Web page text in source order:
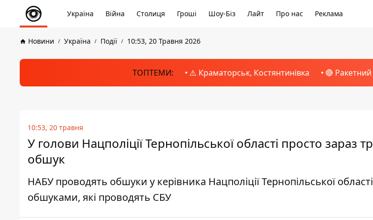
Україна Війна Столиця Гроші Шоу-Біз Лайт Про нас Реклама
Новини Україна Події 10:53, 20 Травня 2026
ТОПТЕМИ: ⚠️ Краматорськ, Костянтинівка 🔴
10:53, 20 травня
У голови Нацполіції Тернопільської області просто зараз
обшук
НАБУ проводять обшуки у керівника Нацполіції Тернопільської
обшуками, які проводять СБУ